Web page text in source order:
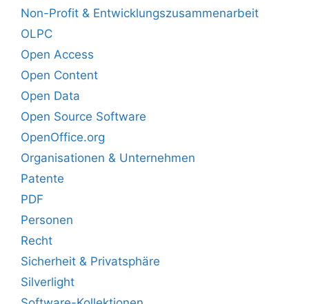
Non-Profit & Entwicklungszusammenarbeit
OLPC
Open Access
Open Content
Open Data
Open Source Software
OpenOffice.org
Organisationen & Unternehmen
Patente
PDF
Personen
Recht
Sicherheit & Privatsphäre
Silverlight